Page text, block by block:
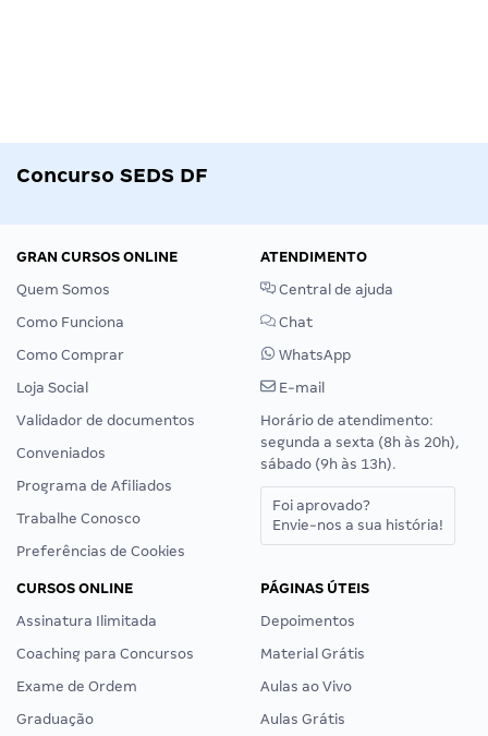
Concurso SEDS DF
GRAN CURSOS ONLINE
Quem Somos
Como Funciona
Como Comprar
Loja Social
Validador de documentos
Conveniados
Programa de Afiliados
Trabalhe Conosco
Preferências de Cookies
ATENDIMENTO
Central de ajuda
Chat
WhatsApp
E-mail
Horário de atendimento:
segunda a sexta (8h às 20h),
sábado (9h às 13h).
Foi aprovado?
Envie-nos a sua história!
CURSOS ONLINE
Assinatura Ilimitada
Coaching para Concursos
Exame de Ordem
Graduação
PÁGINAS ÚTEIS
Depoimentos
Material Grátis
Aulas ao Vivo
Aulas Grátis